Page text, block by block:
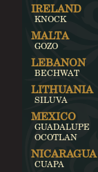
IRELAND
KNOCK
MALTA
GOZO
LEBANON
BECHWAT
LITHUANIA
SILUVA
MEXICO
GUADALUPE
OCOTLAN
NICARAGUA
CUAPA